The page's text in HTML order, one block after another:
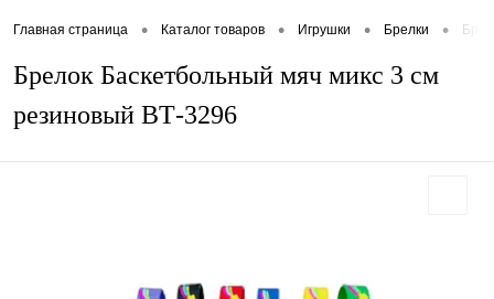
Главная страница • Каталог товаров • Игрушки • Брелки •
Брелок Баскетбольный мяч микс 3 см
резиновый ВТ-3296